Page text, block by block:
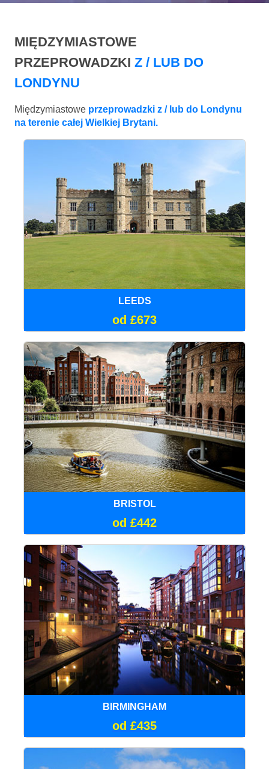
MIĘDZYMIASTOWE
PRZEPROWADZKI Z / LUB DO
LONDYNU
Międzymiastowe przeprowadzki z / lub do Londynu
na terenie całej Wielkiej Brytani.
LEEDS
od £673
BRISTOL
od £442
BIRMINGHAM
od £435